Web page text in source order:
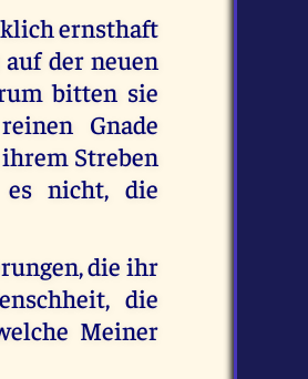
ernsthaft
der neuen
bitten sie
Gnade
ihrem Streben
es nicht, die
die ihr
die
Meiner